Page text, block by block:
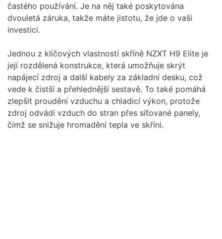
častého používání. Je na něj také poskytována
dvouletá záruka, takže máte jistotu, že jde o vaši
investici.
Jednou z klíčových vlastností skříně NZXT H9 Elite je
její rozdělená konstrukce, která umožňuje skrýt
napájecí zdroj a další kabely za základní desku, což
vede k čistší a přehlednější sestavě. To také pomáhá
zlepšit proudění vzduchu a chladicí výkon, protože
zdroj odvádí vzduch do stran přes síťované panely,
čímž se snižuje hromadění tepla ve skříni.